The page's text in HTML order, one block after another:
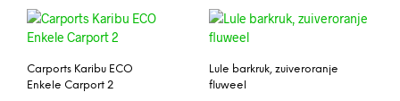
Carports Karibu ECO
Enkele Carport 2
Lule barkruk, zuiveroranje
fluweel